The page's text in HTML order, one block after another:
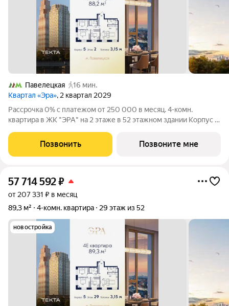
Павелецкая
16 мин.
Квартал «Эра», 2 квартал 2029
Рассрочка 0% с платежом от 250 000 в месяц. 4-комн.
квартира в ЖК "ЭРА" на 2 этаже в 52 этажном здании Корпус 5.
3.15 м. Современный премиум-квартал ЭРА на Дербеневской
набережной,
Позвонить Позвоните мне
57 714 592₽
от 207 331 ₽ в месяц
89,3 м²
4-комн. квартира 29 этаж из 52
новостройка